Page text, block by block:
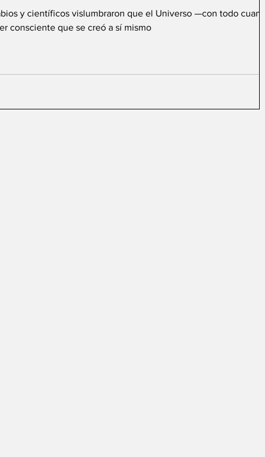
y científicos vislumbraron que el Universo —con todo cuanto
consciente que se creó a sí mismo